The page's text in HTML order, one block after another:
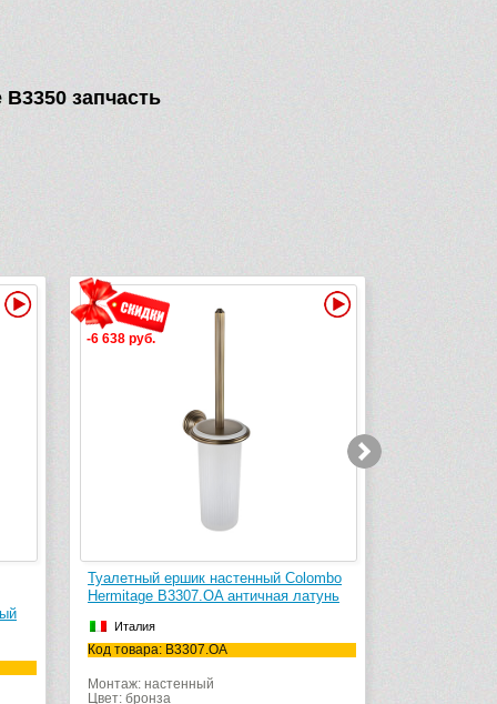
запчасть
Видео
-6 638 руб.
Видео
Туалетный ершик настенный Colombo
Hermitage B3307.OA античная латунь
Италия
Код товара: B3307.OA
Монтаж: настенный
Цвет: бронза
Hermitage